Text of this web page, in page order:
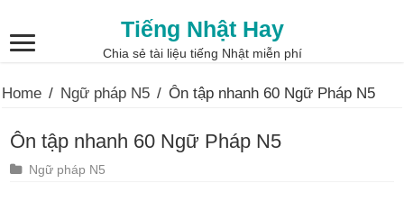
Tiếng Nhật Hay
Chia sẻ tài liệu tiếng Nhật miễn phí
Home / Ngữ pháp N5 / Ôn tập nhanh 60 Ngữ Pháp N5
Ôn tập nhanh 60 Ngữ Pháp N5
Ngữ pháp N5